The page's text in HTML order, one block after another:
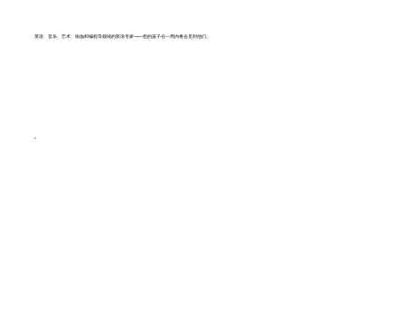
英语、音乐、艺术、瑜伽和编程等领域的双语专家——您的孩子在一周内将会见到他们。